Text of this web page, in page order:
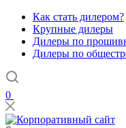
Как стать дилером?
Крупные дилеры
Дилеры по
Дилеры по
0